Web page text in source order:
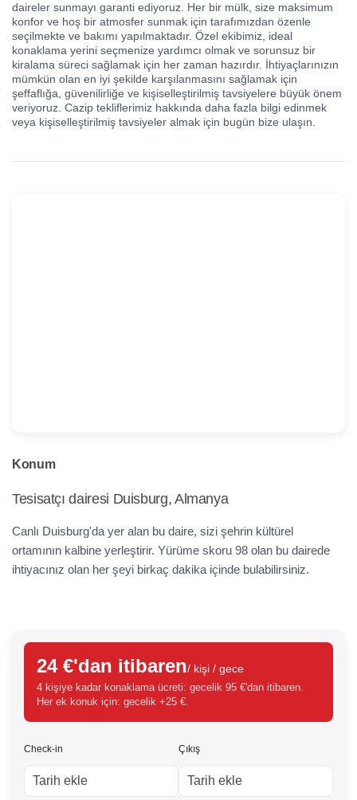
daireler sunmayı garanti ediyoruz. Her bir mülk, size maksimum
konfor ve hoş bir atmosfer sunmak için tarafımızdan özenle
seçilmekte ve bakımı yapılmaktadır. Özel ekibimiz, ideal
konaklama yerini seçmenize yardımcı olmak ve sorunsuz bir
kiralama süreci sağlamak için her zaman hazırdır. İhtiyaçlarınızın
mümkün olan en iyi şekilde karşılanmasını sağlamak için
şeffaflığa, güvenilirliğe ve kişiselleştirilmiş tavsiyelere büyük önem
veriyoruz. Cazip tekliflerimiz hakkında daha fazla bilgi edinmek
veya kişiselleştirilmiş tavsiyeler almak için bugün bize ulaşın.
Konum
Tesisatçı dairesi Duisburg, Almanya
Canlı Duisburg'da yer alan bu daire, sizi şehrin kültürel
ortamının kalbine yerleştirir. Yürüme skoru 98 olan bu dairede
ihtiyacınız olan her şeyi birkaç dakika içinde bulabilirsiniz.
24 €'dan itibaren/ kişi / gece
4 kişiye kadar konaklama ücreti: gecelik 95 €'dan itibaren.
Her ek konuk için: gecelik +25 €.
Check-in Çıkış